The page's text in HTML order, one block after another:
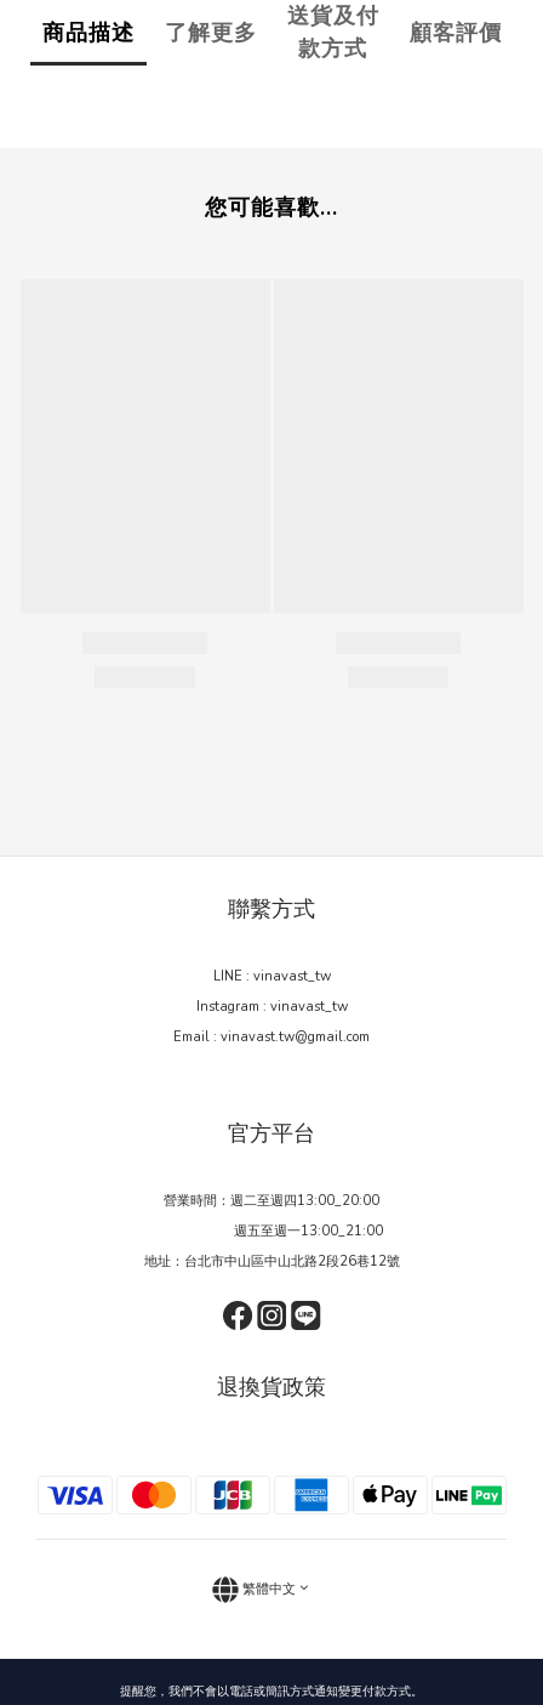
商品描述 了解更多
送貨及付
款方式
顧客評價
您可能喜歡...
聯繫方式
LINE : vinavast_tw
Instagram : vinavast_tw
Email : vinavast.tw@gmail.com
官方平台
營業時間：週二至週四13:00_20:00
週五至週一13:00_21:00
地址：台北市中山區中山北路2段26巷12號
退換貨政策
繁體中文
提醒您，我們不會以電話或簡訊方式通知變更付款方式。